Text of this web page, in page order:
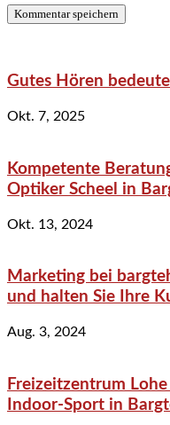
Gutes Hören
Okt. 7, 2025
Kompetente
Optiker Scheel in
Okt. 13, 2024
Marketing bei
und halten Sie Ihre
Aug. 3, 2024
Freizeitzentrum
Indoor-Sport in